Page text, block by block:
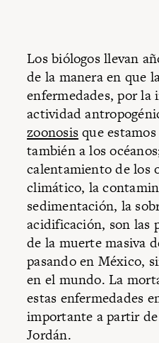
Los biólogos llevan
de la manera en que
enfermedades, por la
actividad
zoonosisque
también a los
calentamiento de los
climático, la
sedimentación, la
acidificación, son las
de la muerte masiva
pasando en México,
en el mundo. La
estas enfermedades
importante a partir
Jordán.